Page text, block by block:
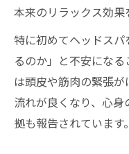
本来のリラックス効果
特に初めてヘッドス
るのか」と不安にな
は頭皮や筋肉の緊張
流れが良くなり、心
拠も報告されています。